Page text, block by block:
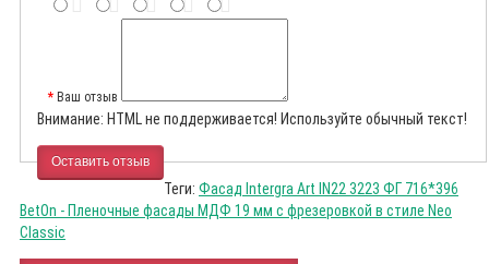
Ваш отзыв
Внимание: HTML не поддерживается! Используйте обычный текст!
Оставить отзыв
Теги: Фасад Intergra Art IN22 3223 ФГ 716*396
BetOn - Пленочные фасады МДФ 19 мм с фрезеровкой в стиле Neo
Classic